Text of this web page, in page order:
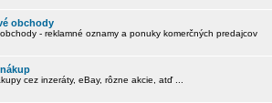
obchody
- reklamné oznamy a ponuky komerčných predajcov
cez inzeráty, eBay, rôzne akcie, atď ...